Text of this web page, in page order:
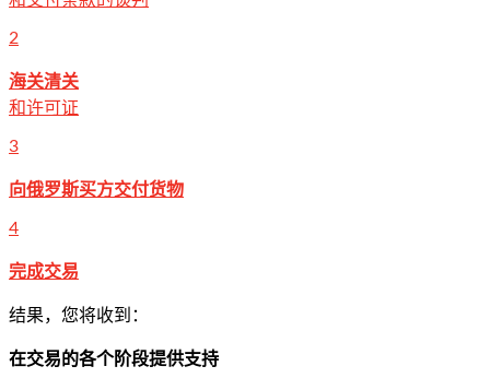
2
海关清关
和许可证
3
向俄罗斯买方交付货物
4
完成交易
结果，您将收到：
在交易的各个阶段提供支持